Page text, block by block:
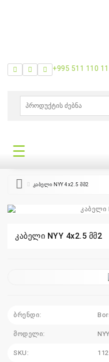
|
თვის
+995
110
+995 511 110
☰
კაბელი NYY 4x2.5 მმ2
კაბელი NYY 4x2.5 მმ2
ბრენდი:
მოდელი:
SKU: